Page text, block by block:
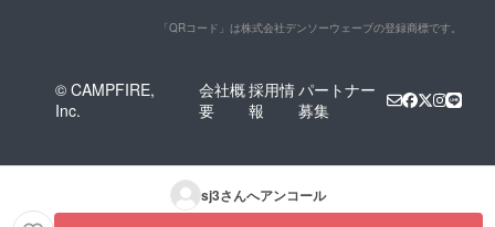
「QRコード」は株式会社デンソーウェーブの登録商標です。
© CAMPFIRE,
Inc.
会社概
要
採用情
報
パートナー
募集
sj3さんへアンコール